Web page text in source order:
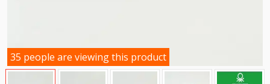
35 people are viewing this product